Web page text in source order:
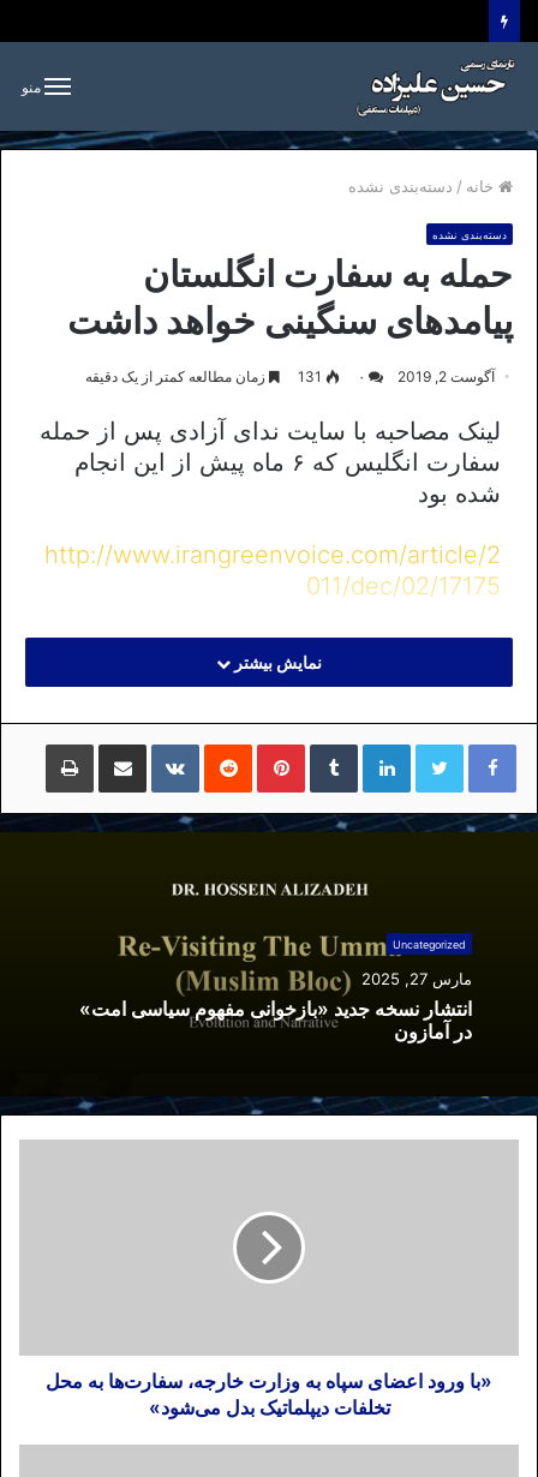
منو
خانه / دسته‌بندی نشده
دسته‌بندی نشده
حمله به سفارت انگلستان
پیامد‌های سنگینی خواهد داشت
آگوست 2, 2019 ۰ 131 زمان مطالعه کمتر از یک دقیقه
لینک مصاحبه با سایت ندای آزادی پس از حمله
سفارت انگلیس که ۶ ماه پیش از این انجام
شده بود
http://www.irangreenvoice.com/article/2
011/dec/02/17175
نمایش بیشتر
لینکداینتامبلر پینتریستReddit
VKontakte
اشتراک گذاری با ایمیل چاپ
Uncategorized
مارس 27, 2025
انتشار نسخه جدید «بازخوانی مفهوم سیاسی امت»
در آمازون
«با ورود اعضای سپاه به وزارت خارجه، سفارت‌ها به محل
تخلفات دیپلماتیک بدل می‌شود»